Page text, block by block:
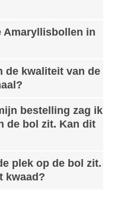
Amaryllisbollen in
de kwaliteit van de
bestelling zag ik
de bol zit. Kan dit
plek op de bol zit.
kwaad?